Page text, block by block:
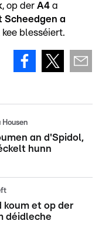
, op der A4 a
Scheedgen a
blesséiert.
an d'Spidol,
hunn
koum et op der
déidleche